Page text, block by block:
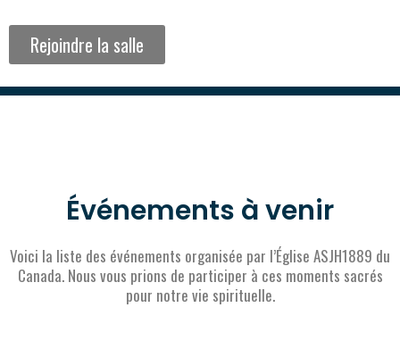
Rejoindre la salle
Événements à venir
Voici la liste des événements organisée par l’Église ASJH1889 du
Canada. Nous vous prions de participer à ces moments sacrés
pour notre vie spirituelle.